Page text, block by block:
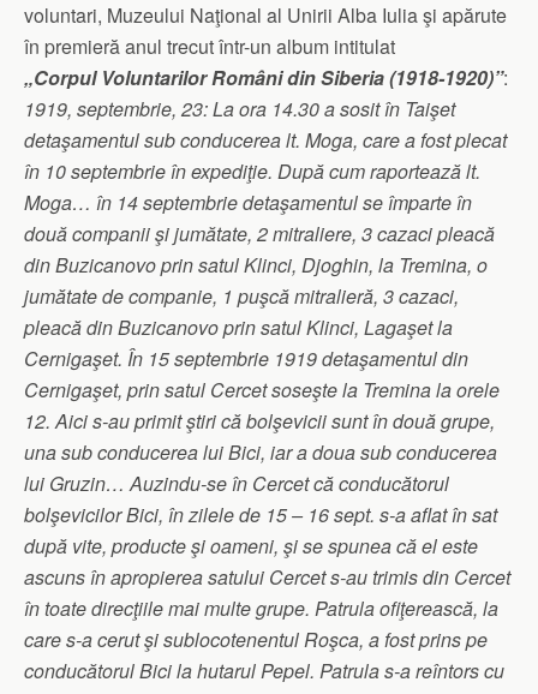
voluntari, Muzeului Naţional al Unirii Alba Iulia şi apărute
în premieră anul trecut într-un album intitulat
„Corpul Voluntarilor Români din Siberia (1918-1920)”:
1919, septembrie, 23: La ora 14.30 a sosit în Taişet
detaşamentul sub conducerea lt. Moga, care a fost plecat
în 10 septembrie în expediţie. După cum raportează lt.
Moga… în 14 septembrie detaşamentul se împarte în
două companii şi jumătate, 2 mitraliere, 3 cazaci pleacă
din Buzicanovo prin satul Klinci, Djoghin, la Tremina, o
jumătate de companie, 1 puşcă mitralieră, 3 cazaci,
pleacă din Buzicanovo prin satul Klinci, Lagaşet la
Cernigaşet. În 15 septembrie 1919 detaşamentul din
Cernigaşet, prin satul Cercet soseşte la Tremina la orele
12. Aici s-au primit ştiri că bolşevicii sunt în două grupe,
una sub conducerea lui Bici, iar a doua sub conducerea
lui Gruzin… Auzindu-se în Cercet că conducătorul
bolşevicilor Bici, în zilele de 15 – 16 sept. s-a aflat în sat
după vite, producte şi oameni, şi se spunea că el este
ascuns în apropierea satului Cercet s-au trimis din Cercet
în toate direcţiile mai multe grupe. Patrula ofiţerească, la
care s-a cerut şi sublocotenentul Roşca, a fost prins pe
conducătorul Bici la hutarul Pepel. Patrula s-a reîntors cu